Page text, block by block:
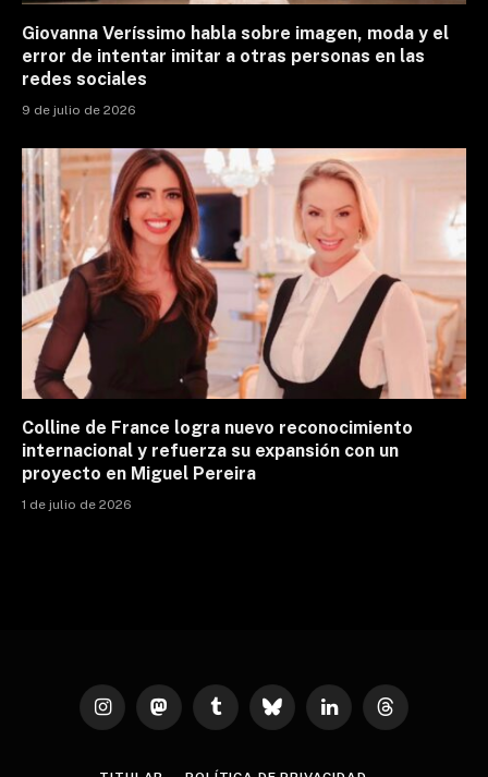
Giovanna Veríssimo habla sobre imagen, moda y el
error de intentar imitar a otras personas en las
redes sociales
9 de julio de 2026
Colline de France logra nuevo reconocimiento
internacional y refuerza su expansión con un
proyecto en Miguel Pereira
1 de julio de 2026
InstagramMastodonTumblr Bluesky LinkedInThreads